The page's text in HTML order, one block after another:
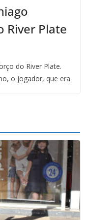
River Plate
do River Plate.
o jogador, que era